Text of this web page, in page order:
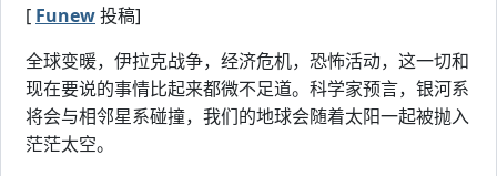
[ Funew投稿]
全球变暖，伊拉克战争，经济危机，恐怖活动，这一切和
现在要说的事情比起来都微不足道。科学家预言，银河系
将会与相邻星系碰撞，我们的地球会随着太阳一起被抛入
茫茫太空。